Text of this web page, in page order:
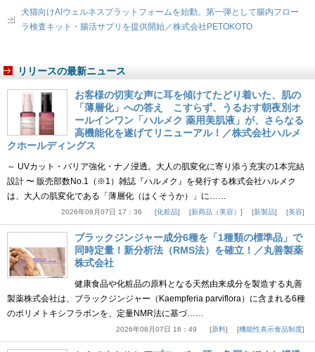
犬猫向けAIウェルネスプラットフォームを始動。第一弾として腸内フロー
ラ検査キット・腸活サプリを提供開始／株式会社PETOKOTO
リリースの最新ニュース
お客様の切実な声に耳を傾けてたどり着いた、肌の
「薄層化」への答え こすらず、うるおす朝夜別オ
ールインワン「ハルメク 薬用美肌液」が、さらなる
高機能化を遂げてリニューアル！／株式会社ハルメ
クホールディングス
～ UVカット・バリア強化・ナノ浸透。大人の肌変化に寄り添う充実の1本完結
設計 〜 販売部数No.1（※1）雑誌『ハルメク』を発行する株式会社ハルメク
は、大人の肌変化である「薄層化（はくそうか）」に……
2026年08月07日 17：36 化粧品 新商品（美容） 新製品 美容
ブラックジンジャー成分6種を「1種類の標準品」で
同時定量！新分析法（RMS法）を確立！／丸善製薬
株式会社
健康食品や化粧品の原料となる天然由来成分を製造する丸善
製薬株式会社は、ブラックジンジャー（Kaempferia parviflora）に含まれる6種
のポリメトキシフラボンを、定量NMR法に基づ……
2026年08月07日 16：49 原料 機能性表示食品制度